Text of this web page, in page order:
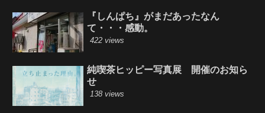
『しんぱち』がまだあったなん
て・・・感動。
422 views
純喫茶ヒッピー写真展 開催のお知ら
せ
138 views